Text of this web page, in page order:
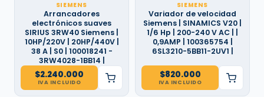
SIEMENS
Arrancadores
electrónicos suaves
SIRIUS 3RW40 Siemens |
10HP/220V | 20HP/440V |
38 A | S0 | 100018241 -
3RW4028-1BB14 |
$2.240.000
IVA INCLUIDO
SIEMENS
Variador de velocidad
Siemens | SINAMICS V20 |
1/6 Hp | 200-240 V AC | |
0,9AMP | 100365754 |
6SL3210-5BB11-2UV1 |
$820.000
IVA INCLUIDO